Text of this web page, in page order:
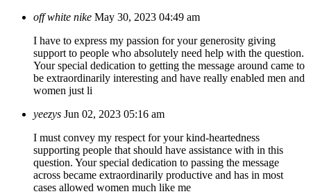
off white nike May 30, 2023 04:49 am
I have to express my passion for your generosity giving
support to people who absolutely need help with the question.
Your special dedication to getting the message around came to
be extraordinarily interesting and have really enabled men and
women just li
yeezys Jun 02, 2023 05:16 am
I must convey my respect for your kind-heartedness
supporting people that should have assistance with in this
question. Your special dedication to passing the message
across became extraordinarily productive and has in most
cases allowed women much like me